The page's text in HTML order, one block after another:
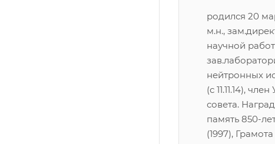
родился 20
м.н.,
научной
нейтронных
(с 11.11.14),
совета.
память 850-
(1997),